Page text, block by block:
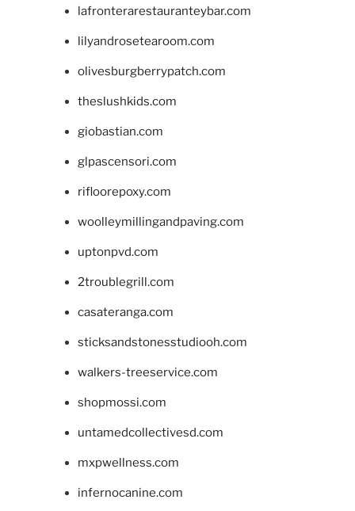
lafronterarestauranteybar.com
lilyandrosetearoom.com
olivesburgberrypatch.com
theslushkids.com
giobastian.com
glpascensori.com
rifloorepoxy.com
woolleymillingandpaving.com
uptonpvd.com
2troublegrill.com
casateranga.com
sticksandstonesstudiooh.com
walkers-treeservice.com
shopmossi.com
untamedcollectivesd.com
mxpwellness.com
infernocanine.com